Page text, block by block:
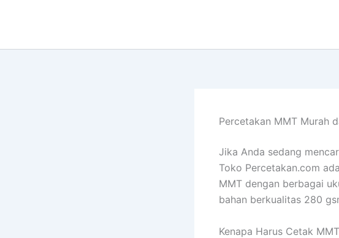
Percetakan MMT Murah
Jika Anda sedang
Toko Percetakan.com
MMT dengan berbagai
bahan berkualitas 280
Kenapa Harus Cetak